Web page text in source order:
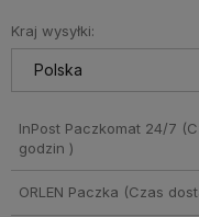
Kraj wysyłki:
InPost Paczkomat 24/7
godzin )
ORLEN Paczka (Czas